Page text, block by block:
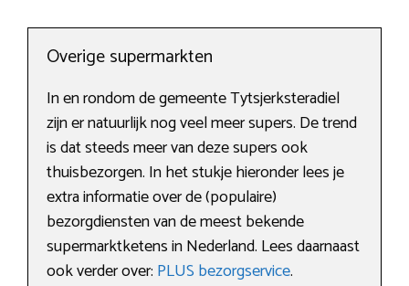
Overige supermarkten
In en rondom de gemeente Tytsjerksteradiel
zijn er natuurlijk nog veel meer supers. De trend
is dat steeds meer van deze supers ook
thuisbezorgen. In het stukje hieronder lees je
extra informatie over de (populaire)
bezorgdiensten van de meest bekende
supermarktketens in Nederland. Lees daarnaast
ook verder over: PLUS bezorgservice.